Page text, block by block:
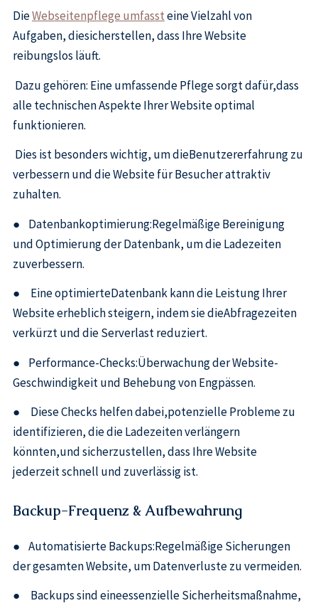
DieWebseitenpflege umfassteine Vielzahl von
Aufgaben, diesicherstellen, dass Ihre Website
reibungslos läuft.
Dazu gehören: Eine umfassende Pflege sorgt dafür,dass
alle technischen Aspekte Ihrer Website optimal
funktionieren.
Dies ist besonders wichtig, um dieBenutzererfahrung zu
verbessern und die Website für Besucher attraktiv
zuhalten.
● Datenbankoptimierung:Regelmäßige Bereinigung
und Optimierung der Datenbank, um die Ladezeiten
zuverbessern.
● Eine optimierteDatenbank kann die Leistung Ihrer
Website erheblich steigern, indem sie dieAbfragezeiten
verkürzt und die Serverlast reduziert.
● Performance-Checks:Überwachung der Website-
Geschwindigkeit und Behebung von Engpässen.
● Diese Checks helfen dabei,potenzielle Probleme zu
identifizieren, die die Ladezeiten verlängern
könnten,und sicherzustellen, dass Ihre Website
jederzeit schnell und zuverlässig ist.
Backup-Frequenz & Aufbewahrung
● Automatisierte Backups:Regelmäßige Sicherungen
der gesamten Website, um Datenverluste zu vermeiden.
● Backups sind eineessenzielle Sicherheitsmaßnahme,